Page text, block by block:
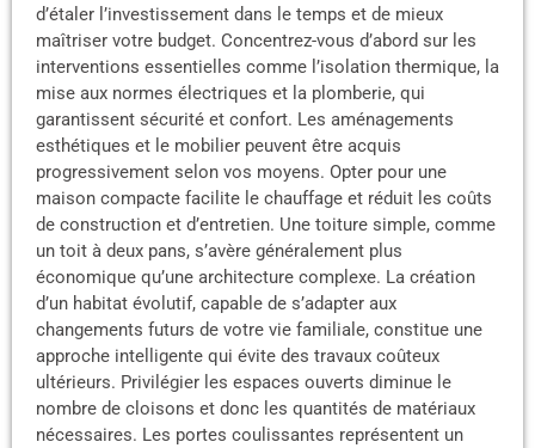
d’étaler l’investissement dans le temps et de mieux
maîtriser votre budget. Concentrez-vous d’abord sur les
interventions essentielles comme l’isolation thermique, la
mise aux normes électriques et la plomberie, qui
garantissent sécurité et confort. Les aménagements
esthétiques et le mobilier peuvent être acquis
progressivement selon vos moyens. Opter pour une
maison compacte facilite le chauffage et réduit les coûts
de construction et d’entretien. Une toiture simple, comme
un toit à deux pans, s’avère généralement plus
économique qu’une architecture complexe. La création
d’un habitat évolutif, capable de s’adapter aux
changements futurs de votre vie familiale, constitue une
approche intelligente qui évite des travaux coûteux
ultérieurs. Privilégier les espaces ouverts diminue le
nombre de cloisons et donc les quantités de matériaux
nécessaires. Les portes coulissantes représentent un